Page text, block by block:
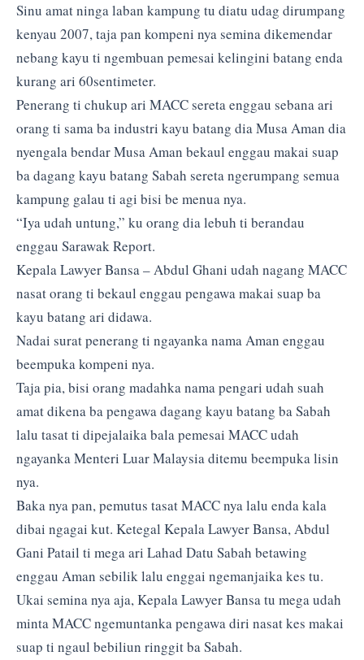
Sinu amat ninga laban kampung tu diatu udag dirumpang
kenyau 2007, taja pan kompeni nya semina dikemendar
nebang kayu ti ngembuan pemesai kelingini batang enda
kurang ari 60sentimeter.
Penerang ti chukup ari MACC sereta enggau sebana ari
orang ti sama ba industri kayu batang dia Musa Aman dia
nyengala bendar Musa Aman bekaul enggau makai suap
ba dagang kayu batang Sabah sereta ngerumpang semua
kampung galau ti agi bisi be menua nya.
“Iya udah untung,” ku orang dia lebuh ti berandau
enggau Sarawak Report.
Kepala Lawyer Bansa – Abdul Ghani udah nagang MACC
nasat orang ti bekaul enggau pengawa makai suap ba
kayu batang ari didawa.
Nadai surat penerang ti ngayanka nama Aman enggau
beempuka kompeni nya.
Taja pia, bisi orang madahka nama pengari udah suah
amat dikena ba pengawa dagang kayu batang ba Sabah
lalu tasat ti dipejalaika bala pemesai MACC udah
ngayanka Menteri Luar Malaysia ditemu beempuka lisin
nya.
Baka nya pan, pemutus tasat MACC nya lalu enda kala
dibai ngagai kut. Ketegal Kepala Lawyer Bansa, Abdul
Gani Patail ti mega ari Lahad Datu Sabah betawing
enggau Aman sebilik lalu enggai ngemanjaika kes tu.
Ukai semina nya aja, Kepala Lawyer Bansa tu mega udah
minta MACC ngemuntanka pengawa diri nasat kes makai
suap ti ngaul bebiliun ringgit ba Sabah.